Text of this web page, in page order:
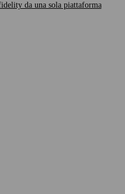
da una sola piattaforma